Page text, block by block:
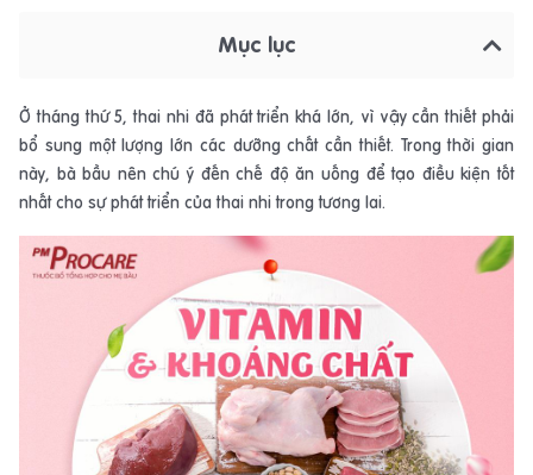
Mục lục
Ở tháng thứ 5, thai nhi đã phát triển khá lớn, vì vậy cần thiết phải
bổ sung một lượng lớn các dưỡng chất cần thiết. Trong thời gian
này, bà bầu nên chú ý đến chế độ ăn uống để tạo điều kiện tốt
nhất cho sự phát triển của thai nhi trong tương lai.